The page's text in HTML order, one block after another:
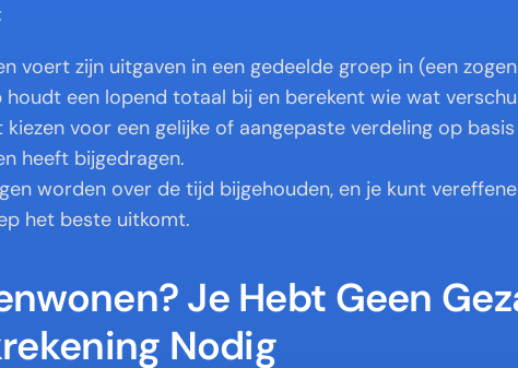
voert zijn uitgaven in een gedeelde groep in (een
houdt een lopend totaal bij en berekent wie wat
kiezen voor een gelijke of aangepaste verdeling op
heeft bijgedragen.
worden over de tijd bijgehouden, en je kunt
het beste uitkomt.
Je Hebt Geen
Nodig